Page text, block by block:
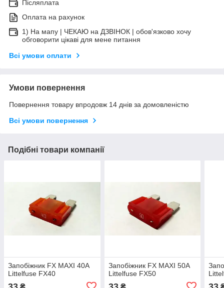
Післяплата
Оплата на рахунок
1) На мапу | ЧЕКАЮ на ДЗВІНОК | обов'язково хочу
обговорити цікаві для мене питання
Всі умови оплати
Умови повернення
Повернення товару впродовж 14 днів за домовленістю
Всі умови повернення
Подібні товари компанії
Запобіжник FX MAXI 40A
Littelfuse FX40
Запобіжник FX MAXI 50A
Littelfuse FX50